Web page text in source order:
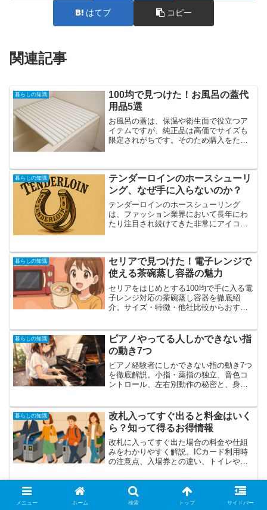
はてブ コピー
関連記事
暮らしの知識
100均で見つけた！お風呂の蓋代
用品5選
お風呂の蓋は、保温や衛生面で役立つア
イテムですが、純正品は高価でサイズも
限定されがちです。そのため購入をため
では浴槽のサイズが一定でないことも多
く、専用の蓋を探すのが難し...
暮らしの知識
テンダーロインのホースシューリ
ング、なぜ手に入らないのか？
テンダーロインのホースシューリング
は、ファッション業界において長年にわ
たり注目され続けてきた非常にアイコニ
存在感は、多くのファッション愛好者や
ジュエリーコレクターたちの...
暮らしの知識
セリアで見つけた！電子レンジで
使える茶碗蒸し容器の魅力
セリアをはじめとする100均で手に入る電
子レンジ対応の茶碗蒸し容器を徹底紹
介。サイズ・特徴・他社比較からおすす
い茶碗蒸し作りのコツも解説！
暮らしの知識
ピアノやってる人しかできない指
の動き7つ
ピアノ経験者にしかできない指の動き7つ
を徹底解説。小指・薬指の独立、音色コ
ントロール、左右別動作の秘密と、身に
暮らしの知識
改札入ってすぐ出ると料金はいく
ら？知って得るお得情報
改札に入ってすぐ出た場合の料金や仕組
みをわかりやすく解説。ICカード利用時
の注意点、入場券との違い、トイレやエ
法まで詳しく紹介します。知っておくと
便利な駅の入出場ガイド。
暮らしの知識
カマキリが虫以外で食べるものと
メニュー ホーム 検索 トップ サイドバー